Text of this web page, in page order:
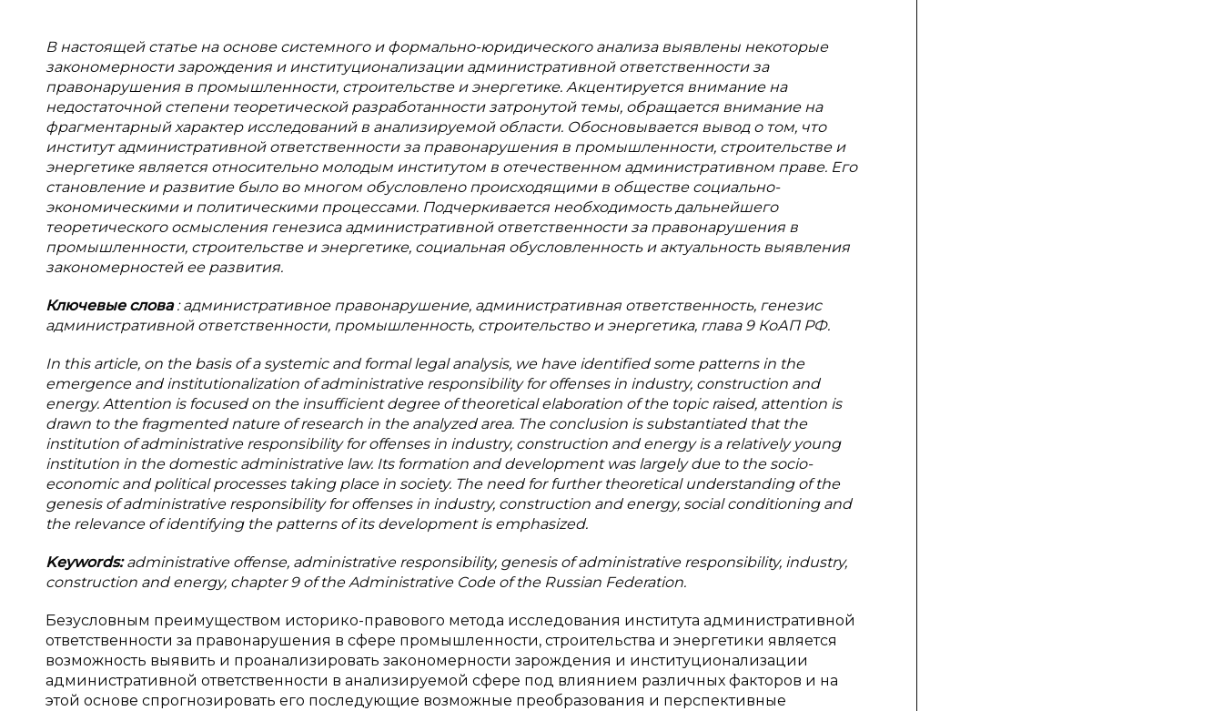
В настоящей статье на основе системного и формально-юридического анализа выявлены некоторые
закономерности зарождения и институционализации административной ответственности за
правонарушения в промышленности, строительстве и энергетике. Акцентируется внимание на
недостаточной степени теоретической разработанности затронутой темы, обращается внимание на
фрагментарный характер исследований в анализируемой области. Обосновывается вывод о том, что
институт административной ответственности за правонарушения в промышленности, строительстве и
энергетике является относительно молодым институтом в отечественном административном праве. Его
становление и развитие было во многом обусловлено происходящими в обществе социально-
экономическими и политическими процессами. Подчеркивается необходимость дальнейшего
теоретического осмысления генезиса административной ответственности за правонарушения в
промышленности, строительстве и энергетике, социальная обусловленность и актуальность выявления
закономерностей ее развития.
Ключевые слова: административное правонарушение, административная ответственность, генезис
административной ответственности, промышленность, строительство и энергетика, глава 9 КоАП РФ.
In this article, on the basis of a systemic and formal legal analysis, we have identified some patterns in the
emergence and institutionalization of administrative responsibility for offenses in industry, construction and
energy. Attention is focused on the insufficient degree of theoretical elaboration of the topic raised, attention is
drawn to the fragmented nature of research in the analyzed area. The conclusion is substantiated that the
institution of administrative responsibility for offenses in industry, construction and energy is a relatively young
institution in the domestic administrative law. Its formation and development was largely due to the socio-
economic and political processes taking place in society. The need for further theoretical understanding of the
genesis of administrative responsibility for offenses in industry, construction and energy, social conditioning and
the relevance of identifying the patterns of its development is emphasized.
Keywords:administrative offense, administrative responsibility, genesis of administrative responsibility, industry,
construction and energy, chapter 9 of the Administrative Code of the Russian Federation.
Безусловным преимуществом историко-правового метода исследования института административной
ответственности за правонарушения в сфере промышленности, строительства и энергетики является
возможность выявить и проанализировать закономерности зарождения и институционализации
административной ответственности в анализируемой сфере под влиянием различных факторов и на
этой основе спрогнозировать его последующие возможные преобразования и перспективные